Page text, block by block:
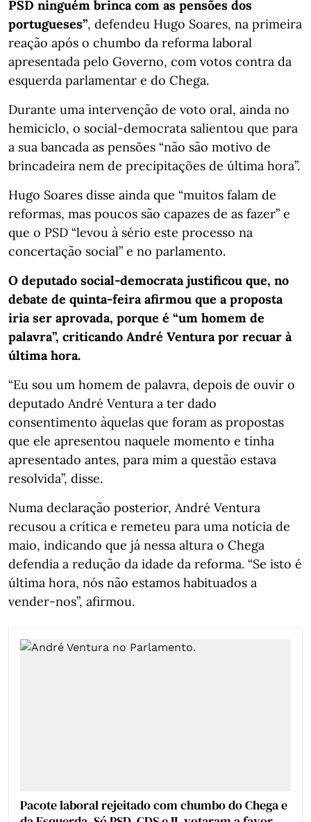
PSD ninguém brinca com as pensões dos
portugueses”, defendeu Hugo Soares, na primeira
reação após o chumbo da reforma laboral
apresentada pelo Governo, com votos contra da
esquerda parlamentar e do Chega.
Durante uma intervenção de voto oral, ainda no
hemiciclo, o social-democrata salientou que para
a sua bancada as pensões “não são motivo de
brincadeira nem de precipitações de última hora”.
Hugo Soares disse ainda que “muitos falam de
reformas, mas poucos são capazes de as fazer” e
que o PSD “levou à sério este processo na
concertação social” e no parlamento.
O deputado social-democrata justificou que, no
debate de quinta-feira afirmou que a proposta
iria ser aprovada, porque é “um homem de
palavra”, criticando André Ventura por recuar à
última hora.
“Eu sou um homem de palavra, depois de ouvir o
deputado André Ventura a ter dado
consentimento àquelas que foram as propostas
que ele apresentou naquele momento e tinha
apresentado antes, para mim a questão estava
resolvida”, disse.
Numa declaração posterior, André Ventura
recusou a crítica e remeteu para uma notícia de
maio, indicando que já nessa altura o Chega
defendia a redução da idade da reforma. “Se isto é
última hora, nós não estamos habituados a
vender-nos”, afirmou.
Pacote laboral rejeitado com chumbo do Chega e